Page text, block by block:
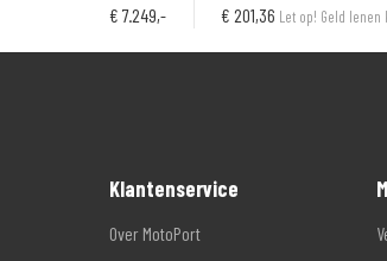
€ 7.249,-
€ 201,36 Let op! Geld lenen
Klantenservice
Over MotoPort